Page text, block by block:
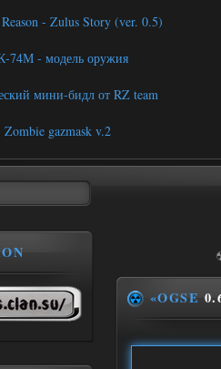
- Zulus Story (ver. 0.5)
74М - модель оружия
мини-бидл от RZ team
Zombie gazmask v.2
«OGSE